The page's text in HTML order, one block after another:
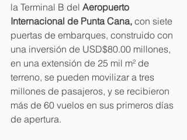
la Terminal B del Aeropuerto
Internacional de Punta Cana, con siete
puertas de embarques, construido con
una inversión de USD$80.00 millones,
en una extensión de 25 mil m² de
terreno, se pueden movilizar a tres
millones de pasajeros, y se recibieron
más de 60 vuelos en sus primeros días
de apertura.